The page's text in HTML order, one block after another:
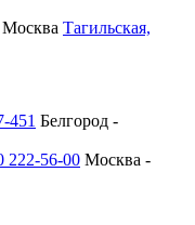
Москва Тагильская,
451 Белгород -
222-56-00 Москва -